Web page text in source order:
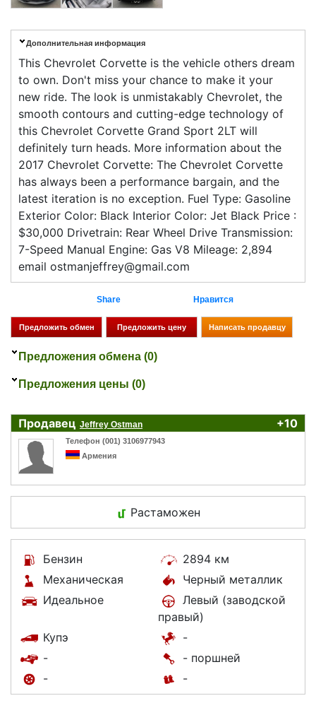
Дополнительная информация
This Chevrolet Corvette is the vehicle others dream
to own. Don't miss your chance to make it your
new ride. The look is unmistakably Chevrolet, the
smooth contours and cutting-edge technology of
this Chevrolet Corvette Grand Sport 2LT will
definitely turn heads. More information about the
2017 Chevrolet Corvette: The Chevrolet Corvette
has always been a performance bargain, and the
latest iteration is no exception. Fuel Type: Gasoline
Exterior Color: Black Interior Color: Jet Black Price :
$30,000 Drivetrain: Rear Wheel Drive Transmission:
7-Speed Manual Engine: Gas V8 Mileage: 2,894
email ostmanjeffrey@gmail.com
Share Нравится
Предложения обмена (0)
Предложения цены (0)
Продавец Jeffrey Ostman +10
Телефон (001) 3106977943
Армения
Растаможен
Бензин
2894 км
Механическая
Черный металлик
Идеальное
Левый (заводской
правый)
Купэ
-
-
- поршней
-
-